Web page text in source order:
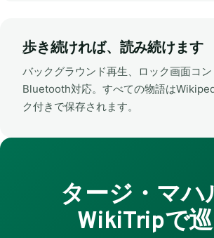
歩き続ければ、読み続けます
バックグラウンド再生、ロック画面コン
Bluetooth対応。すべての物語は
ク付きで保存されます。
タージ・マハ
WikiTripで